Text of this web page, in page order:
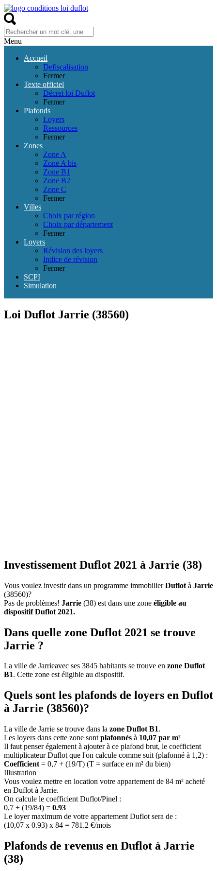
Menu
Accueil
Defiscalisation
Fermer
Texte officiel
Décret loi Duflot
Fermer
Plafonds
Loyers
Ressources
Fermer
Zones
Zone A
Zone A bis
Zone B1
Zone B2
Zone C
Fermer
Villes
Choix par région
Choix par département
Fermer
Loyers
Révision des loyers
Indice de révision
Fermer
SCPI
Simulation
Loi Duflot Jarrie (38560)
Investissement Duflot 2021 à Jarrie (38)
Vous voulez investir dans un programme immobilierDuflot à Jarrie
(38560)?
Pas de problèmes! Jarrie (38) est dans une zone éligible au
dispositif Duflot 2021.
Dans quelle zone Duflot 2021 se trouve
Jarrie ?
La ville de Jarrieavec ses 3845 habitants se trouve en zone Duflot
B1. Cette zone est éligible au dispositif.
Quels sont les plafonds de loyers en Duflot
à Jarrie (38560)?
La ville de Jarrie se trouve dans la zone Duflot B1.
Les loyers dans cette zone sont plafonnés à 10,07 par m²
Il faut penser également à ajouter à ce plafond brut, le coefficient
multiplicateur Duflot que l'on calcule comme suit (plafonné à 1,2) :
Coefficient = 0,7 + (19/T) (T = surface en m² du bien)
Illustration
Vous voulez mettre en location votre appartement de 84 m² acheté
en Duflot à Jarrie.
On calcule le coefficient Duflot/Pinel :
0,7 + (19/84) = 0.93
Le loyer maximum de votre appartement Duflot sera de :
(10,07 x 0.93) x 84 = 781.2 €/mois
Plafonds de revenus en Duflot à Jarrie
(38)